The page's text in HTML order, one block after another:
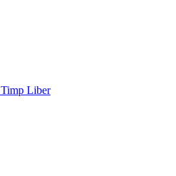
Timp Liber